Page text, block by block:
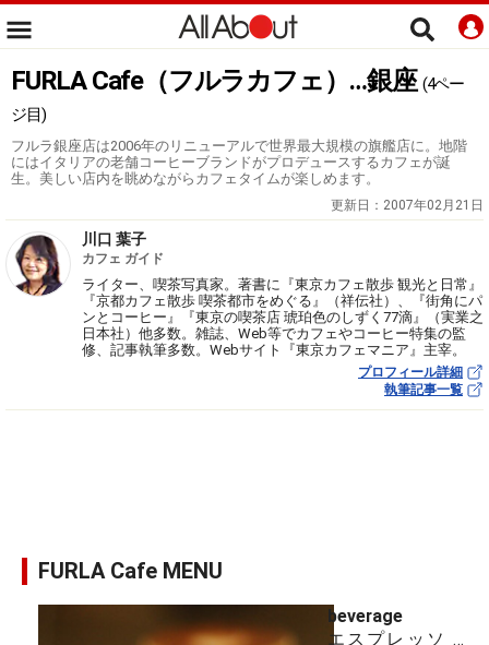
FURLA Cafe（フルラカフェ）…銀座 (4ペー
ジ目)
フルラ銀座店は2006年のリニューアルで世界最大規模の旗艦店に。地階
にはイタリアの老舗コーヒーブランドがプロデュースするカフェが誕
生。美しい店内を眺めながらカフェタイムが楽しめます。
更新日： 2007年02月21日
川口 葉子
カフェ ガイド
ライター、喫茶写真家。著書に『東京カフェ散歩 観光と日常』
『京都カフェ散歩 喫茶都市をめぐる』（祥伝社）、『街角にパ
ンとコーヒー』『東京の喫茶店 琥珀色のしずく77滴』（実業之
日本社）他多数。雑誌、Web等でカフェやコーヒー特集の監
修、記事執筆多数。Webサイト『東京カフェマニア』主宰。
プロフィール詳細
執筆記事一覧
FURLA Cafe MENU
beverage
エスプレッソ …